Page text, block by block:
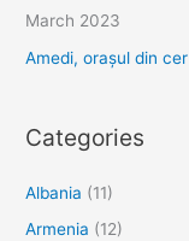
March 2023
Amedi, orașul din cer
Categories
Albania (11)
Armenia (12)